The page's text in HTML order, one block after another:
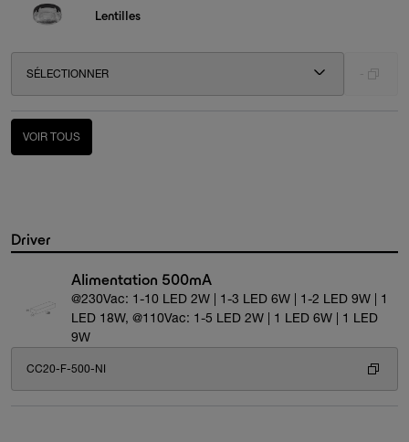
Lentilles
SÉLECTIONNER
VOIR TOUS
Driver
Alimentation 500mA
@230Vac: 1-10 LED 2W | 1-3 LED 6W | 1-2 LED 9W | 1
LED 18W, @110Vac: 1-5 LED 2W | 1 LED 6W | 1 LED
9W
CC20-F-500-NI